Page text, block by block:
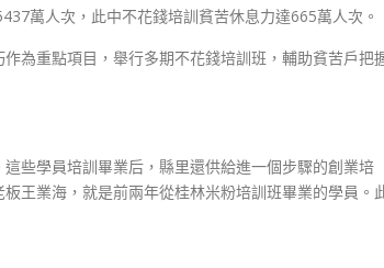
萬人次，此中不花錢培訓貧苦休息力達665萬人次。
作為重點項目，舉行多期不花錢培訓班，輔助貧苦戶把
些學員培訓畢業后，縣里還供給進一個步驟的創業培
王業海，就是前兩年從桂林米粉培訓班畢業的學員。